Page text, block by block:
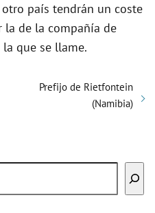
país tendrán un coste
la de la compañía de
que se llame.
Prefijo de Rietfontein
(Namibia)